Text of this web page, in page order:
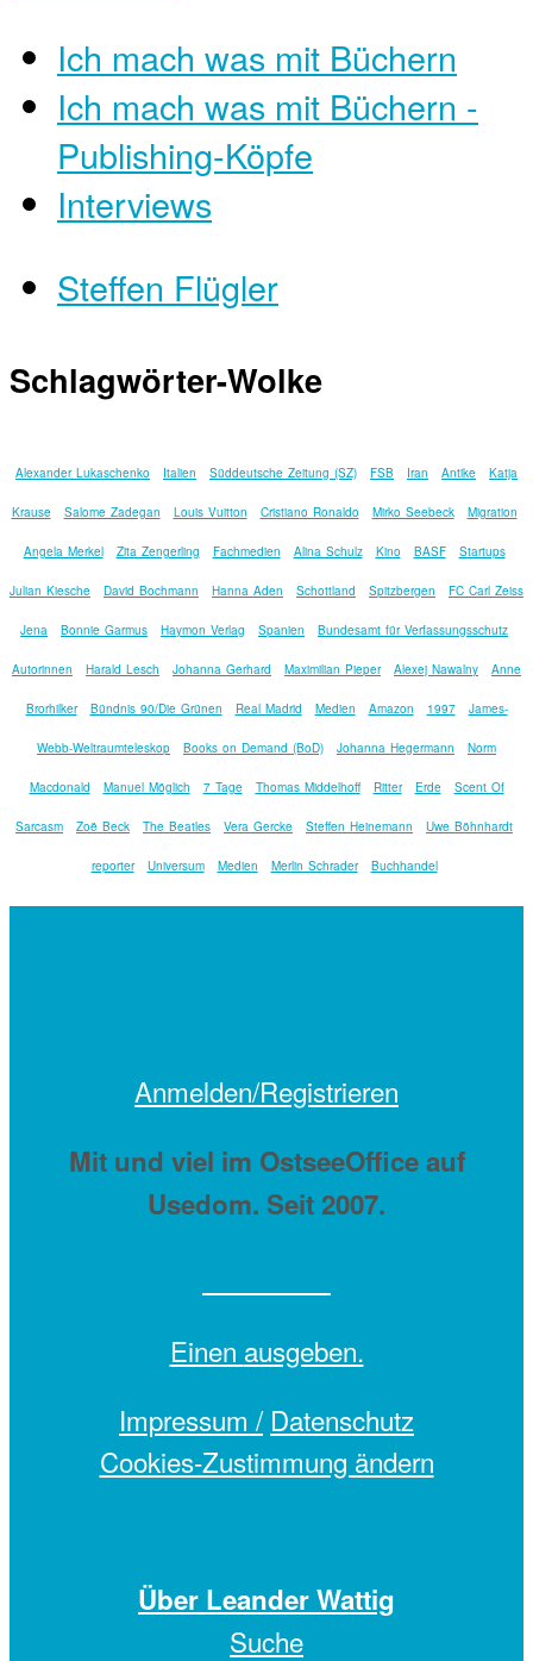
Ich mach was mit Büchern
Ich mach was mit Büchern -
Publishing-Köpfe
Interviews
Steffen Flügler
Schlagwörter-Wolke
Alexander Lukaschenko Italien Süddeutsche Zeitung (SZ) FSB Iran Antike Katja
Krause Salome Zadegan Louis Vuitton Cristiano Ronaldo Mirko Seebeck Migration
Angela Merkel Zita Zengerling Fachmedien Alina Schulz Kino BASF Startups
Julian Kiesche David Bochmann Hanna Aden Schottland Spitzbergen FC Carl Zeiss
Jena Bonnie Garmus Haymon Verlag Spanien Bundesamt für Verfassungsschutz
Autorinnen Harald Lesch Johanna Gerhard Maximilian Pieper Alexej Nawalny Anne
Brorhilker Bündnis 90/Die Grünen Real Madrid Medien Amazon 1997 James-
Webb-Weltraumteleskop Books on Demand (BoD) Johanna Hegermann Norm
Macdonald Manuel Möglich 7 Tage Thomas Middelhoff Ritter Erde Scent Of
Sarcasm Zoë Beck The Beatles Vera Gercke Steffen Heinemann Uwe Böhnhardt
reporter Universum Medien Merlin Schrader Buchhandel
Anmelden/Registrieren
Mit und viel im OstseeOffice auf
Usedom. Seit 2007.
Einen ausgeben.
Impressum / Datenschutz
Cookies-Zustimmung ändern
Über Leander Wattig
Suche